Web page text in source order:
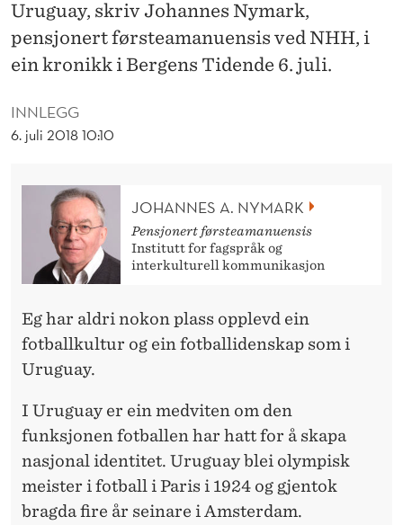
B
A
L
L
E
INNLEGG
6. juli 2018 10:10
Uruguay, skriv Johannes Nymark,
pensjonert førsteamanuensis ved NHH, i
ein kronikk i Bergens Tidende 6. juli.
JOHANNES A. NYMARK
Pensjonert førsteamanuensis
Institutt for fagspråk og
interkulturell kommunikasjon
Eg har aldri nokon plass opplevd ein
fotballkultur og ein fotballidenskap som i
Uruguay.
I Uruguay er ein medviten om den
funksjonen fotballen har hatt for å skapa
nasjonal identitet. Uruguay blei olympisk
meister i fotball i Paris i 1924 og gjentok
bragda fire år seinare i Amsterdam.